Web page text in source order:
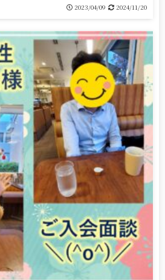
2023/04/09 2024/11/20